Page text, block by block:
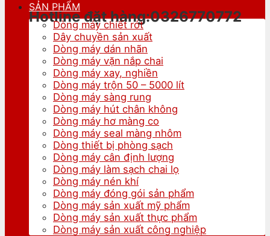
Hotline đặt hàng:0326770772
SẢN PHẨM
Dòng máy chiết rót
Dây chuyền sản xuất
Dòng máy dán nhãn
Dòng máy vặn nắp chai
Dòng máy xay, nghiền
Dòng máy trộn 50 – 5000 lít
Dòng máy sàng rung
Dòng máy hút chân không
Dòng máy hơ màng co
Dòng máy seal màng nhôm
Dòng thiết bị phòng sạch
Dòng máy cân định lượng
Dòng máy làm sạch chai lọ
Dòng máy nén khí
Dòng máy đóng gói sản phẩm
Dòng máy sản xuất mỹ phẩm
Dòng máy sản xuất thực phẩm
Dòng máy sản xuất công nghiệp